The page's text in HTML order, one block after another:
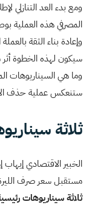
ومع بدء العد التنازلي
المصرفي هذه العملية
وإعادة بناء الثقة
سيكون لهذه الخطوة أثر
وما هي السيناريوهات
ستنعكس عملية حذف
ثلاثة
الخبير الاقتصادي
مستقبل سعر صرف
ثلاثة سيناريوهات